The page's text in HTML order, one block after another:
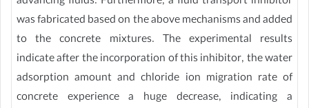
was fabricated based on the above mechanisms and added
to the concrete mixtures. The experimental results
indicate after the incorporation of this inhibitor, the water
adsorption amount and chloride ion migration rate of
concrete experience a huge decrease, indicating a